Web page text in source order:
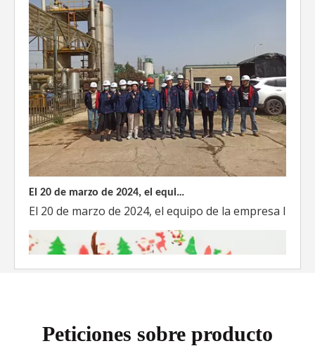
El 20 de marzo de 2024, el equipo de la empresa
Peticiones sobre producto